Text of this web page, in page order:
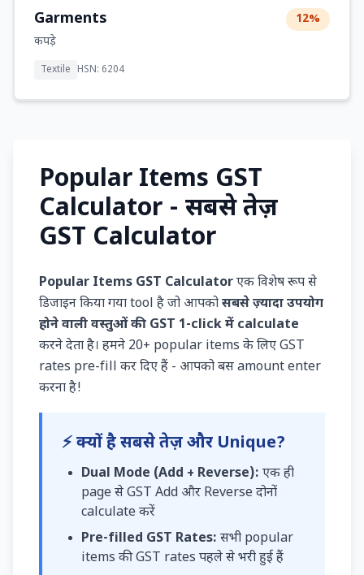
Garments
कपड़े
12%
Textile HSN: 6204
Popular Items GST
Calculator - सबसे तेज़
GST Calculator
Popular Items GST Calculatorएक विशेष रूप से
डिजाइन किया गया tool है जो आपकोसबसे ज़्यादा उपयोग
होने वाली वस्तुओं की GST 1-click में calculate
करने देता है। हमने 20+ popular items के लिए GST
rates pre-fill कर दिए हैं - आपको बस amount enter
करना है!
⚡ क्यों है सबसे तेज़ और Unique?
Dual Mode (Add + Reverse): एक ही
page से GST Add और Reverse दोनों
calculate करें
Pre-filled GST Rates: सभी popular
items की GST rates पहले से भरी हुई हैं